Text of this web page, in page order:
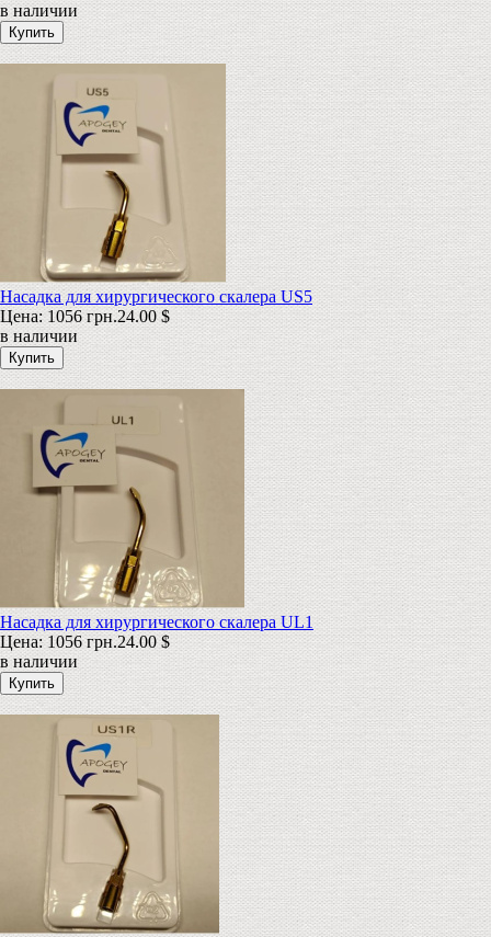
в наличии
Насадка для хирургического скалера US5
Цена:1056 грн.24.00 $
в наличии
Насадка для хирургического скалера UL1
Цена: 1056 грн.24.00 $
в наличии